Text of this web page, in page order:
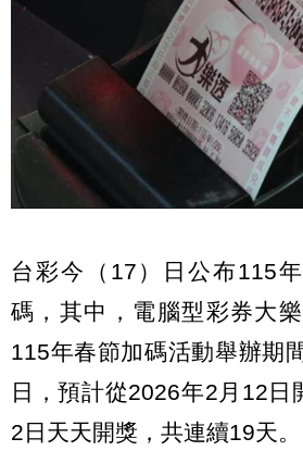
台彩今（17）日公布115
碼，其中，電腦型彩券大
115年春節加碼活動舉辦期
日，預計從2026年2月12日
2日天天開獎，共連續19天。